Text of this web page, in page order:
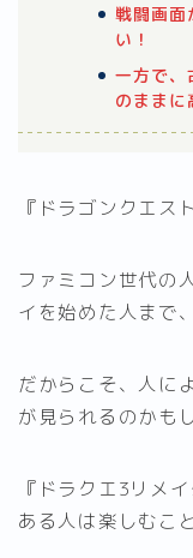
戦闘画面
い！
一方で、
のままに
『ドラゴンクエス
ファミコン世代の
イを始めた人まで
だからこそ、人に
が見られるのかも
『ドラクエ3リメ
ある人は楽しむこ